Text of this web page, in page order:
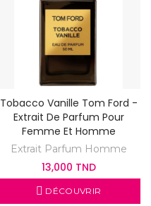
Tobacco Vanille Tom Ford -
Extrait De Parfum Pour
Femme Et Homme
Extrait Parfum Homme
13,000 TND
DÉCOUVRIR